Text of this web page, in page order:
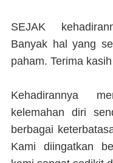
SEJAK
Banyak hal yang
paham. Terima
Kehadirannya
kelemahan diri
berbagai
Kami diingatkan